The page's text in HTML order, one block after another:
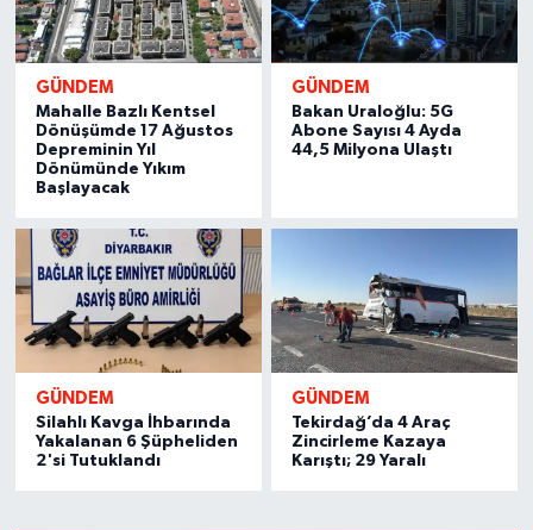
GÜNDEM
Mahalle Bazlı Kentsel
Dönüşümde 17 Ağustos
Depreminin Yıl
Dönümünde Yıkım
Başlayacak
GÜNDEM
Bakan Uraloğlu: 5G
Abone Sayısı 4 Ayda
44,5 Milyona Ulaştı
GÜNDEM
Silahlı Kavga İhbarında
Yakalanan 6 Şüpheliden
2'si Tutuklandı
GÜNDEM
Tekirdağ’da 4 Araç
Zincirleme Kazaya
Karıştı; 29 Yaralı